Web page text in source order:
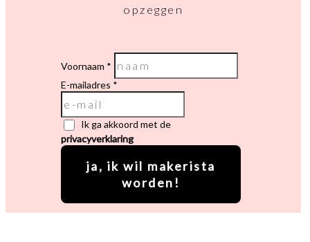
opzeggen
Voornaam
E-mailadres
Ik ga akkoord met de
privacyverklaring
ja, ik wil makerista
worden!